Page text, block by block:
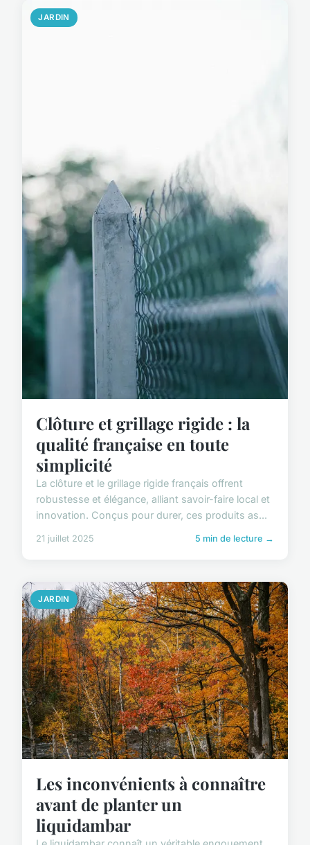
JARDIN
Clôture et grillage rigide : la
qualité française en toute
simplicité
La clôture et le grillage rigide français offrent
robustesse et élégance, alliant savoir-faire local et
innovation. Conçus pour durer, ces produits as...
21 juillet 2025 5 min de lecture →
JARDIN
Les inconvénients à connaître
avant de planter un
liquidambar